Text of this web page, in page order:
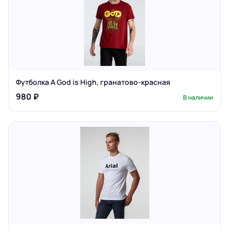
Футболка A God is High, гранатово-красная
980 ₽ В наличии